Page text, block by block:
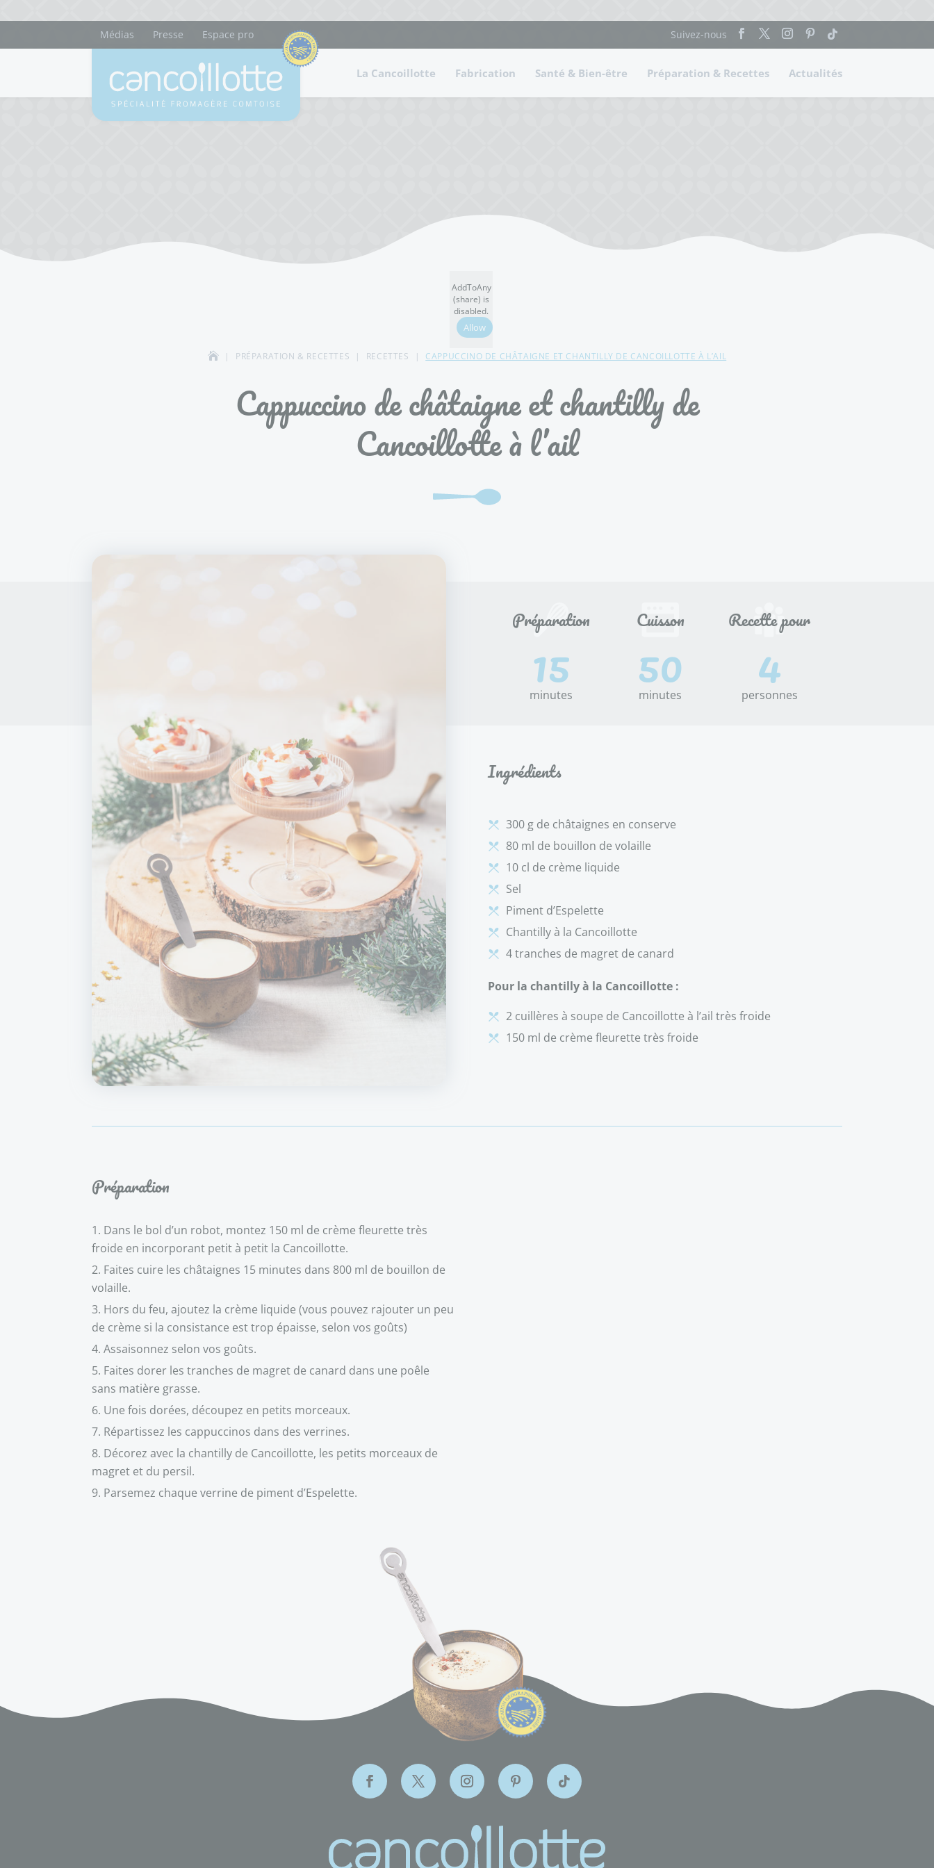
Médias Presse Espace pro
La Cancoillotte Fabrication Santé & Bien-être Préparation & Recettes Actualités
AddToAny
(share) is
disabled.
Allow
PRÉPARATION & RECETTES RECETTES CAPPUCCINO DE CHÂTAIGNE ET CHANTILLY DE CANCOILLOTTE À L’AIL
Cappuccino de châtaigne et chantilly de
Cancoillotte à l’ail
15
minutes 50
minutes 4
personnes
Ingrédients
300 g de châtaignes en conserve
80 ml de bouillon de volaille
10 cl de crème liquide
Sel
Piment d’Espelette
Chantilly à la Cancoillotte
4 tranches de magret de canard
Pour la chantilly à la Cancoillotte :
2 cuillères à soupe de Cancoillotte à l’ail très froide
150 ml de crème fleurette très froide
Préparation
Dans le bol d’un robot, montez 150 ml de crème fleurette très
froide en incorporant petit à petit la Cancoillotte.
Faites cuire les châtaignes 15 minutes dans 800 ml de bouillon de
volaille.
Hors du feu, ajoutez la crème liquide (vous pouvez rajouter un peu
de crème si la consistance est trop épaisse, selon vos goûts)
Assaisonnez selon vos goûts.
Faites dorer les tranches de magret de canard dans une poêle
sans matière grasse.
Une fois dorées, découpez en petits morceaux.
Répartissez les cappuccinos dans des verrines.
Décorez avec la chantilly de Cancoillotte, les petits morceaux de
magret et du persil.
Parsemez chaque verrine de piment d’Espelette.